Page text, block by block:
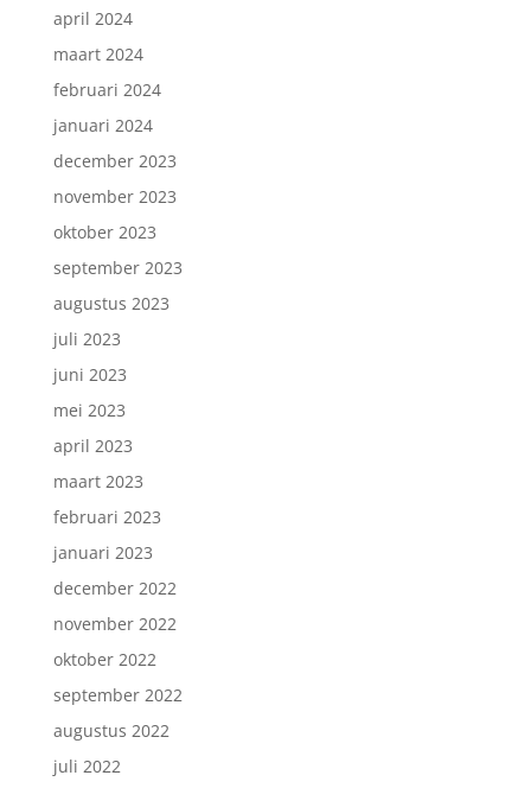
april 2024
maart 2024
februari 2024
januari 2024
december 2023
november 2023
oktober 2023
september 2023
augustus 2023
juli 2023
juni 2023
mei 2023
april 2023
maart 2023
februari 2023
januari 2023
december 2022
november 2022
oktober 2022
september 2022
augustus 2022
juli 2022